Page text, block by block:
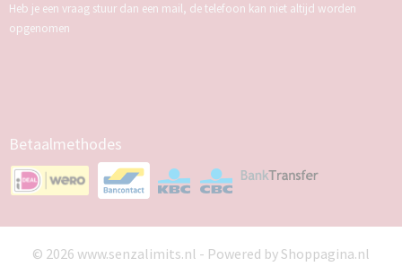
Heb je een vraag stuur dan een mail, de telefoon kan niet altijd worden
opgenomen
Betaalmethodes
© 2026 www.senzalimits.nl - Powered by Shoppagina.nl